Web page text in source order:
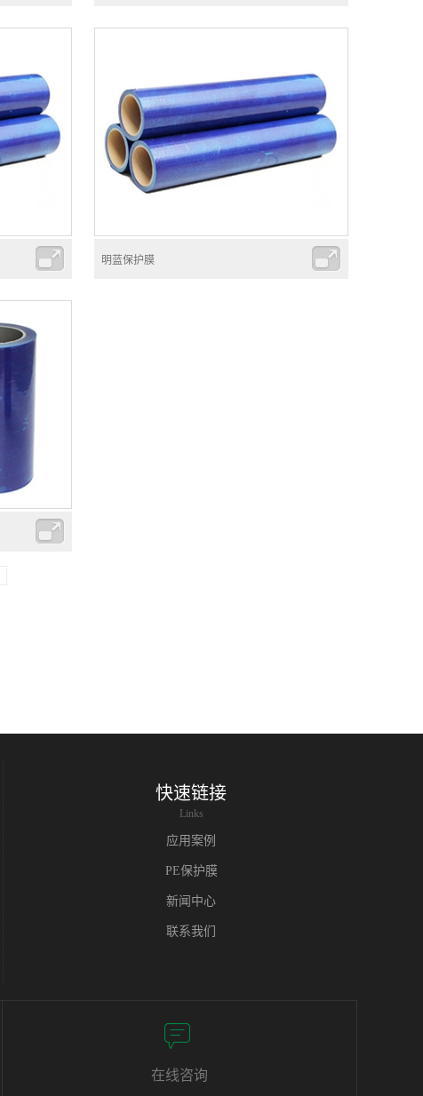
明蓝保护膜
快速链接
Links
应用案例
PE保护膜
新闻中心
联系我们
在线咨询